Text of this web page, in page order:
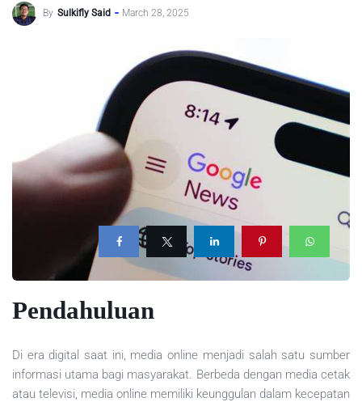
By Sulkifly Said March 28, 2025
Pendahuluan
Di era digital saat ini, media online menjadi salah satu sumber
informasi utama bagi masyarakat. Berbeda dengan media cetak
atau televisi, media online memiliki keunggulan dalam kecepatan